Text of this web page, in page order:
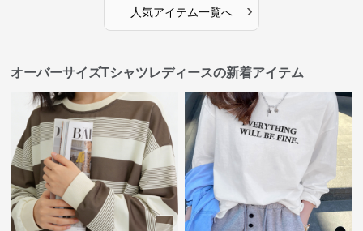
人気アイテム一覧へ ›
オーバーサイズTシャツレディースの新着アイテム